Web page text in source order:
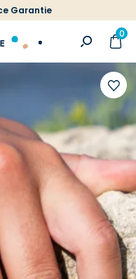
Garantie
0
à
liste